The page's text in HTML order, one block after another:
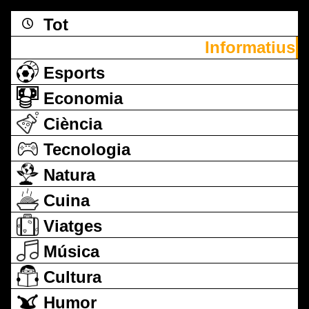
Tot
Informatius
Esports
Economia
Ciència
Tecnologia
Natura
Cuina
Viatges
Música
Cultura
Humor